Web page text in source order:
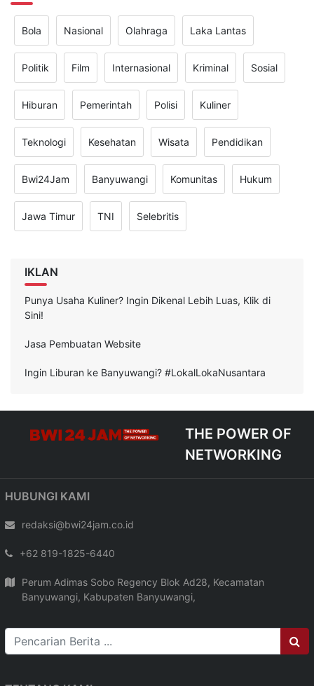
Bola Nasional Olahraga Laka Lantas
Politik Film Internasional Kriminal Sosial
Hiburan Pemerintah Polisi Kuliner
Teknologi Kesehatan Wisata Pendidikan
Bwi24Jam Banyuwangi Komunitas Hukum
Jawa Timur TNI Selebritis
IKLAN
Punya Usaha Kuliner? Ingin Dikenal Lebih Luas, Klik di
Sini!
Jasa Pembuatan Website
Ingin Liburan ke Banyuwangi? #LokalLokaNusantara
THE POWER OF
NETWORKING
HUBUNGI KAMI
redaksi@bwi24jam.co.id
+62 819-1825-6440
Perum Adimas Sobo Regency Blok Ad28, Kecamatan
Banyuwangi, Kabupaten Banyuwangi,